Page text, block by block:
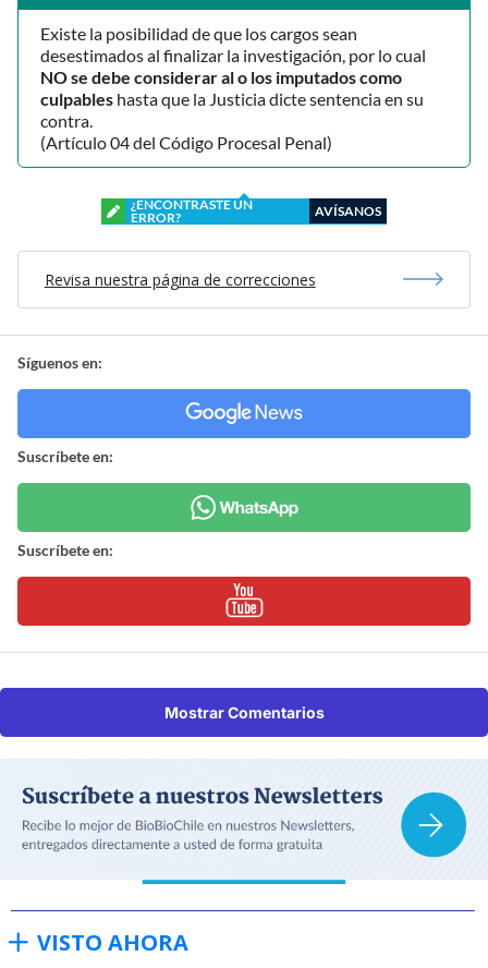
Existe la posibilidad de que los cargos sean
desestimados al finalizar la investigación, por lo cual
NO se debe considerar al o los imputados como
culpables hasta que la Justicia dicte sentencia en su
contra.
(Artículo 04 del Código Procesal Penal)
¿ENCONTRASTE UN
ERROR?
AVÍSANOS
Revisa nuestra página de correcciones
Síguenos en:
Suscríbete en:
Suscríbete en:
Mostrar Comentarios
VISTO AHORA